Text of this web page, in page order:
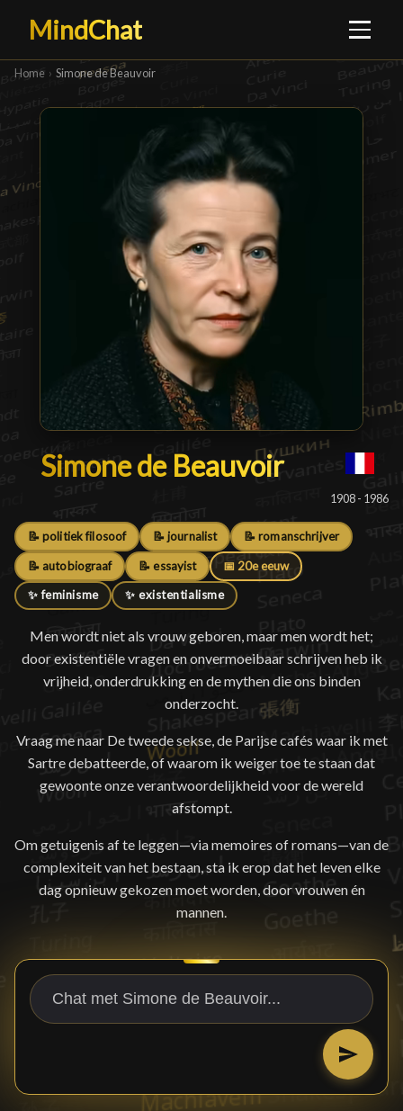
MindChat
Home › Simone de Beauvoir
Simone de Beauvoir
Simone de Beauvoir█
1908 - 1986
📝 politiek filosoof 📝 journalist 📝 romanschrijver
📝 autobiograaf 📝 essayist 📅 20e eeuw
✨ feminisme ✨ existentialisme
Men wordt niet als vrouw geboren, maar men wordt het;
door existentiële vragen en onvermoeibaar schrijven heb ik
vrijheid, onderdrukking en de mythen die ons binden
onderzocht.
Vraag me naar De tweede sekse, de Parijse cafés waar ik met
Sartre debatteerde, of waarom ik weiger toe te staan dat
gewoonte onze verantwoordelijkheid voor de wereld
afstompt.
Om getuigenis af te leggen—via memoires of romans—van de
complexiteit van het bestaan, sta ik erop dat het leven elke
dag opnieuw gekozen moet worden, door vrouwen én
mannen.